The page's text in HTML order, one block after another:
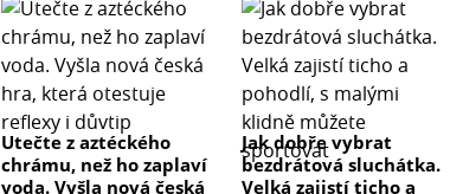
Utečte z aztéckého
chrámu, než ho zaplaví
voda. Vyšla nová česká
Jak dobře vybrat
bezdrátová sluchátka.
Velká zajistí ticho a